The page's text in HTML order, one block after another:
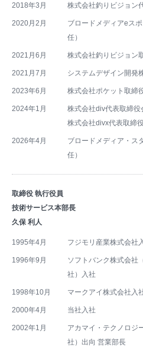
2018年3月 株式会社釣りビジョン
2020月2月
ブロードメディアeス
任）
2021月6月 株式会社釣りビジョン
2021月7月 システムデザイン開発
2023年6月 株式会社ポケット取締
2024年1月
株式会社div代表取締役
株式会社divx代表取締
2026年4月
ブロードメディア・ス
任）
取締役 執行役員
技術サービス本部長
久保 利人
1995年4月 フジモリ産業株式会社
1996年9月
ソフトバンク株式会社
社）入社
1998年10月 マークアイ株式会社入
2000年4月 当社入社
2002年1月
アカマイ・テクノロジ
社）出向 営業部長